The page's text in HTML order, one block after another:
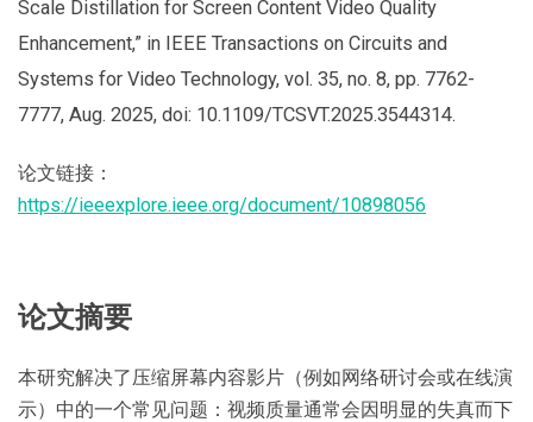
Scale Distillation for Screen Content Video Quality
Enhancement,” in IEEE Transactions on Circuits and
Systems for Video Technology, vol. 35, no. 8, pp. 7762-
7777, Aug. 2025, doi: 10.1109/TCSVT.2025.3544314.
论文链接：
https://ieeexplore.ieee.org/document/10898056
论文摘要
本研究解决了压缩屏幕内容影片（例如网络研讨会或在线演
示）中的一个常见问题：视频质量通常会因明显的失真而下